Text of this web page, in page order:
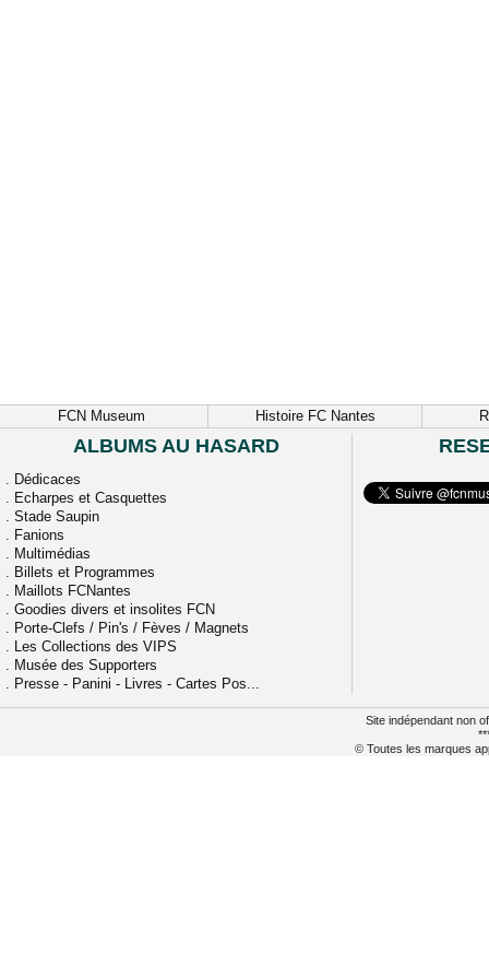
FCN Museum Histoire FC Nantes
ALBUMS AU HASARD
. Dédicaces
. Echarpes et Casquettes
. Stade Saupin
. Fanions
. Multimédias
. Billets et Programmes
. Maillots FCNantes
. Goodies divers et insolites FCN
. Porte-Clefs / Pin's / Fèves / Magnets
. Les Collections des VIPS
. Musée des Supporters
. Presse - Panini - Livres - Cartes Pos...
Site indépendant non
© Toutes les marques